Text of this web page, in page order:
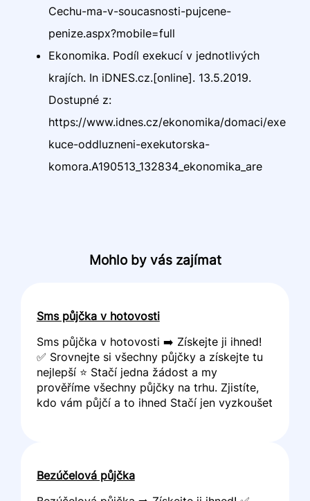
Cechu-ma-v-soucasnosti-pujcene-
penize.aspx?mobile=full
Ekonomika. Podíl exekucí v jednotlivých
krajích. In iDNES.cz.[online]. 13.5.2019.
Dostupné z:
https://www.idnes.cz/ekonomika/domaci/exe
kuce-oddluzneni-exekutorska-
komora.A190513_132834_ekonomika_are
Mohlo by vás zajímat
Sms půjčka v hotovosti
Sms půjčka v hotovosti ➡️ Získejte ji ihned!
✅ Srovnejte si všechny půjčky a získejte tu
nejlepší ⭐ Stačí jedna žádost a my
prověříme všechny půjčky na trhu. Zjistíte,
kdo vám půjčí a to ihned Stačí jen vyzkoušet
Bezúčelová půjčka